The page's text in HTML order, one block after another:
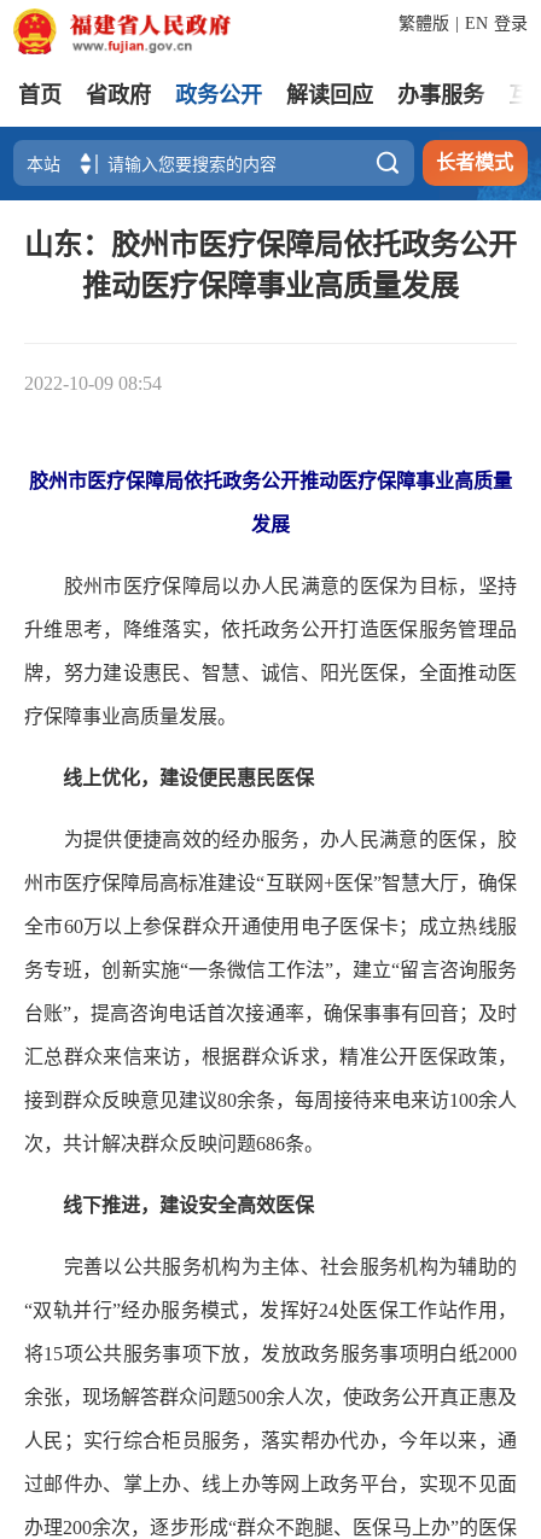
登录
繁體版 EN
首页 省政府 政务公开 解读回应 办事服务 互
 长者模式
山东：胶州市医疗保障局依托政务公开
推动医疗保障事业高质量发展
2022-10-09 08:54
胶州市医疗保障局依托政务公开推动医疗保障事业高质量
发展
胶州市医疗保障局以办人民满意的医保为目标，坚持
升维思考，降维落实，依托政务公开打造医保服务管理品
牌，努力建设惠民、智慧、诚信、阳光医保，全面推动医
疗保障事业高质量发展。
线上优化，建设便民惠民医保
为提供便捷高效的经办服务，办人民满意的医保，胶
州市医疗保障局高标准建设“互联网+医保”智慧大厅，确保
全市60万以上参保群众开通使用电子医保卡；成立热线服
务专班，创新实施“一条微信工作法”，建立“留言咨询服务
台账”，提高咨询电话首次接通率，确保事事有回音；及时
汇总群众来信来访，根据群众诉求，精准公开医保政策，
接到群众反映意见建议80余条，每周接待来电来访100余人
次，共计解决群众反映问题686条。
线下推进，建设安全高效医保
完善以公共服务机构为主体、社会服务机构为辅助的
“双轨并行”经办服务模式，发挥好24处医保工作站作用，
将15项公共服务事项下放，发放政务服务事项明白纸2000
余张，现场解答群众问题500余人次，使政务公开真正惠及
人民；实行综合柜员服务，落实帮办代办，今年以来，通
过邮件办、掌上办、线上办等网上政务平台，实现不见面
办理200余次，逐步形成“群众不跑腿、医保马上办”的医保